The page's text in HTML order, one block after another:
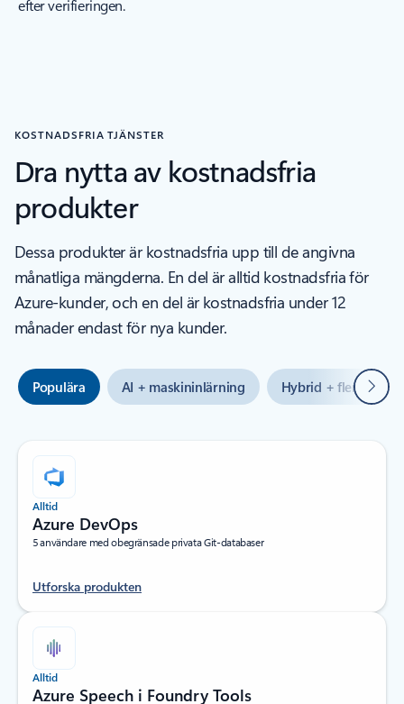
efter verifieringen.
KOSTNADSFRIA TJÄNSTER
Dra nytta av kostnadsfria
produkter
Dessa produkter är kostnadsfria upp till de angivna
månatliga mängderna. En del är alltid kostnadsfria för
Azure-kunder, och en del är kostnadsfria under 12
månader endast för nya kunder.
Populära AI + maskininlärning Hybrid + flera moln
Nästa
Alltid
Azure DevOps
5 användare med obegränsade privata Git-databaser
Utforska produkten
Alltid
Azure Speech i Foundry Tools